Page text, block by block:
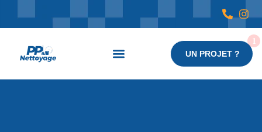
UN PROJET ?